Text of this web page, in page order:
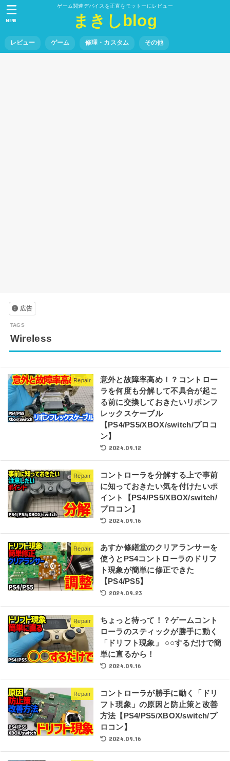
ゲーム関連デバイスを正直をモットーにレビュー
まきしblog
レビュー ゲーム 修理・カスタム その他
MENU
広告
Wireless
Repair
意外と故障率高め！？コントロー
ラを何度も分解して不具合が起こ
る前に交換しておきたいリボンフ
レックスケーブル
【PS4/PS5/XBOX/switch/プロコ
ン】
2024.09.12
Repair
コントローラを分解する上で事前
に知っておきたい気を付けたいポ
イント【PS4/PS5/XBOX/switch/
プロコン】
2024.09.16
Repair
あすか修繕堂のクリアランサーを
使うとPS4コントローラのドリフ
ト現象が簡単に修正できた
【PS4/PS5】
2024.09.23
Repair
ちょっと待って！？ゲームコント
ローラのスティックが勝手に動く
「ドリフト現象」 ○○するだけで簡
単に直るから！
2024.09.16
Repair
コントローラが勝手に動く「ドリ
フト現象」の原因と防止策と改善
方法【PS4/PS5/XBOX/switch/プ
ロコン】
2024.09.16